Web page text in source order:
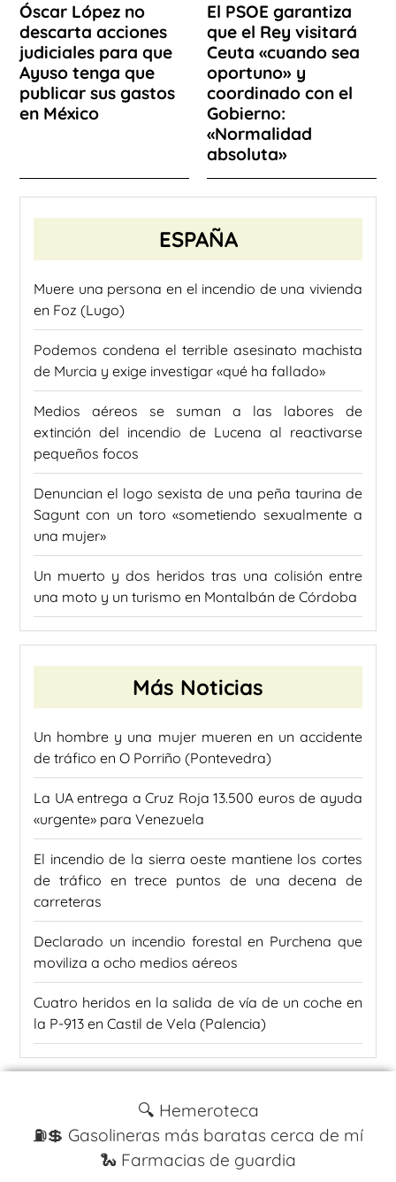
Óscar López no
descarta acciones
judiciales para que
Ayuso tenga que
publicar sus gastos
en México
El PSOE garantiza
que el Rey visitará
Ceuta «cuando sea
oportuno» y
coordinado con el
Gobierno:
«Normalidad
absoluta»
ESPAÑA
Muere una persona en el incendio de una vivienda
en Foz (Lugo)
Podemos condena el terrible asesinato machista
de Murcia y exige investigar «qué ha fallado»
Medios aéreos se suman a las labores de
extinción del incendio de Lucena al reactivarse
pequeños focos
Denuncian el logo sexista de una peña taurina de
Sagunt con un toro «sometiendo sexualmente a
una mujer»
Un muerto y dos heridos tras una colisión entre
una moto y un turismo en Montalbán de Córdoba
Más Noticias
Un hombre y una mujer mueren en un accidente
de tráfico en O Porriño (Pontevedra)
La UA entrega a Cruz Roja 13.500 euros de ayuda
«urgente» para Venezuela
El incendio de la sierra oeste mantiene los cortes
de tráfico en trece puntos de una decena de
carreteras
Declarado un incendio forestal en Purchena que
moviliza a ocho medios aéreos
Cuatro heridos en la salida de vía de un coche en
la P-913 en Castil de Vela (Palencia)
🔍 Hemeroteca
⛽️💲 Gasolineras más baratas cerca de mí
🐍 Farmacias de guardia